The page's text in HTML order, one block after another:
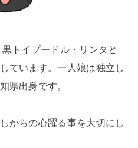
トイプードル・リンタと
ています。一人娘は独立し
県出身です。
からの心躍る事を大切にし